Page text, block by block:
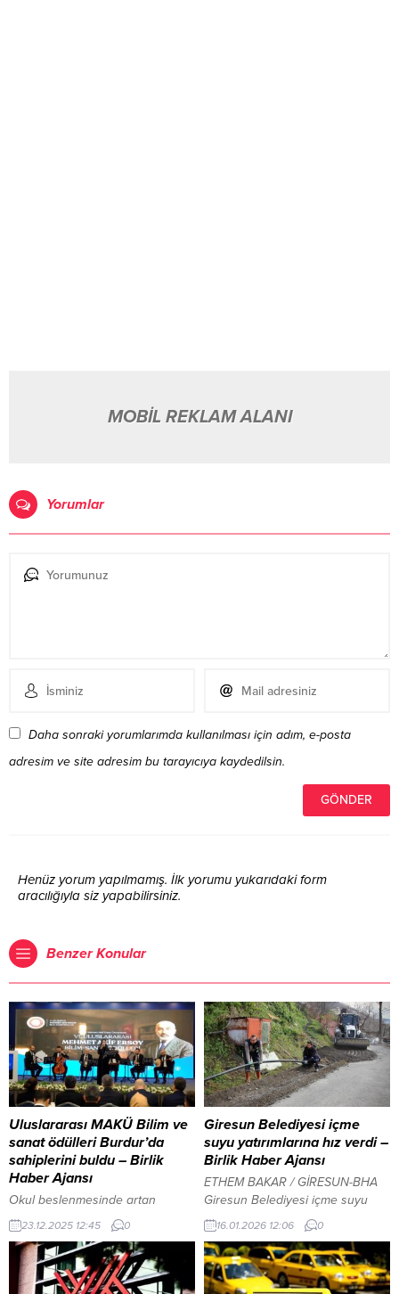
MOBİL REKLAM ALANI
Yorumlar
Daha sonraki yorumlarımda kullanılması için adım, e-posta
adresim ve site adresim bu tarayıcıya kaydedilsin.
Henüz yorum yapılmamış. İlk yorumu yukarıdaki form
aracılığıyla siz yapabilirsiniz.
Benzer Konular
Uluslararası MAKÜ Bilim ve
sanat ödülleri Burdur’da
sahiplerini buldu – Birlik
Haber Ajansı
Okul beslenmesinde artan
hassasiyet, gıda hizmetlerinde
yeni standartları zorluyor İçeriği
Görüntüle YAZI ARASI REKLAM
ALANI Tarım ve Orman Bakanı
Sayın İbrahim Yumaklı’nın
23.12.2025 12:45 0
Giresun Belediyesi içme
suyu yatırımlarına hız verdi –
Birlik Haber Ajansı
ETHEM BAKAR / GİRESUN-BHA
Giresun Belediyesi içme suyu
güçlendirme çalışmalarına hız
kazandırdı. Şehirde artan nüfus
yoğunluğu nedeniyle doğan
ihtiyaç doğrultusunda yeni su
kuyuları ve depo yapımlarının
16.01.2026 12:06 0